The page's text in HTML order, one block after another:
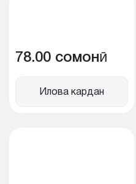
78.00 сомонӣ
Илова кардан